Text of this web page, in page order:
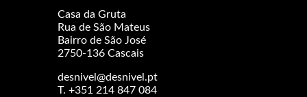
Casa da Gruta
Rua de São Mateus
Bairro de São José
2750-136 Cascais
desnivel@desnivel.pt
T. +351 214 847 084